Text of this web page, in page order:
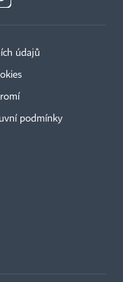
údajů
podmínky